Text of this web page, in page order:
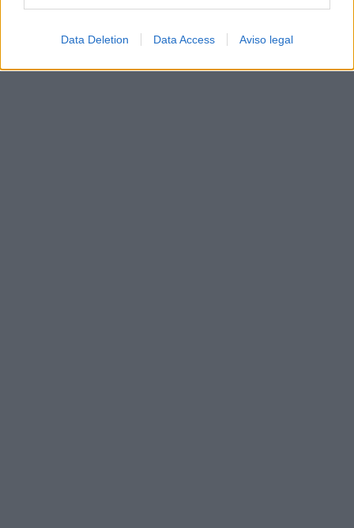
Data Deletion Data Access Aviso legal